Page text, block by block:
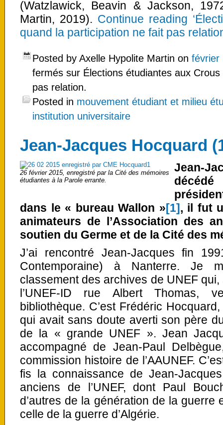
(Watzlawick, Beavin & Jackson,
Martin, 2019). Continue reading
quand la participation ne fait pas
Posted by Axelle Hypolite Martin on février
fermés sur Élections étudiantes aux
pas relation.
Posted in mouvement étudiant et milieu
institution universitaire
Jean-Jacques Hocquard
26 février 2015, enregistré par la Cité des mémoires
étudiantes à la Parole errante.
Jean-
dans le « bureau Wallon »[1], il fut
animateurs de l’Association des
soutien du Germe et de la Cité des
J’ai rencontré Jean-Jacques fin
Contemporaine) à Nanterre. Je
classement des archives de UNEF
l’UNEF-ID rue Albert Thomas,
bibliothèque. C’est Frédéric
qui avait sans doute averti son père
de la « grande UNEF ». Jean
accompagné de Jean-Paul
commission histoire de l’AAUNEF.
fis la connaissance de Jean-
anciens de l’UNEF, dont Paul
d’autres de la génération de la guerre
celle de la guerre d’Algérie.